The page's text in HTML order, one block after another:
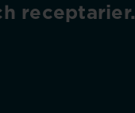
receptarier.